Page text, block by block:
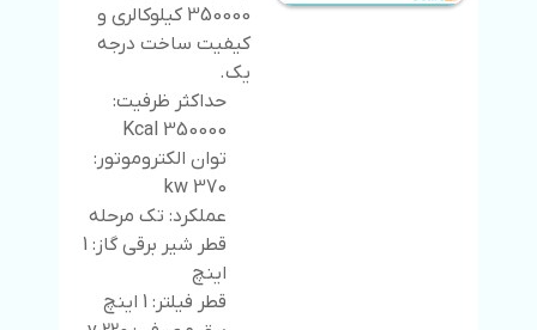
350000 کیلوکالری و
کیفیت ساخت درجه
یک.
حداکثر ظرفیت:
350000 Kcal
توان الکتروموتور:
370 kw
عملکرد: تک مرحله
قطر شیر برقی گاز: 1
اینچ
قطر فیلتر: 1 اینچ